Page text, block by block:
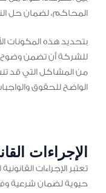
المحاكم، لضمان حل
بتحديد هذه المكونات
للشركة أن تضمن وضوح
من المشاكل التي قد
الواضح للحقوق
الإجراءات
تعتبر الإجراءات
حيوية لضمان شرعية